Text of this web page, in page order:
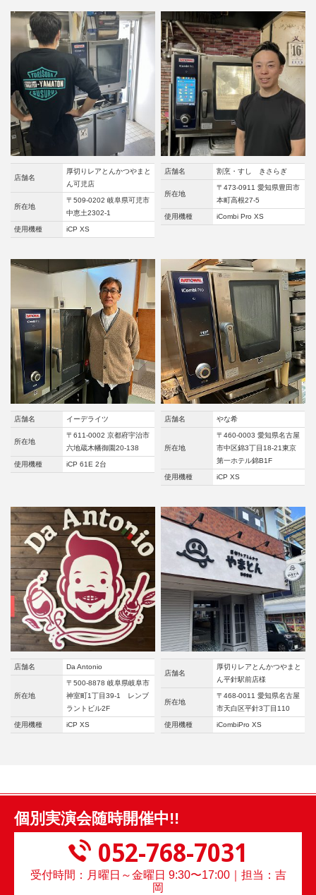
店舗名
厚切りレアとんかつやまと
ん可児店
所在地
〒509-0202 岐阜県可児市
中恵土2302-1
使用機種 iCP XS
店舗名 割烹・すし きさらぎ
所在地
〒473-0911 愛知県豊田市
本町高根27-5
使用機種 iCombi Pro XS
店舗名 イーデライツ
所在地
〒611-0002 京都府宇治市
六地蔵木幡御園20-138
使用機種 iCP 61E 2台
店舗名 やな希
所在地
〒460-0003 愛知県名古屋
市中区錦3丁目18-21東京
第一ホテル錦B1F
使用機種 iCP XS
店舗名 Da Antonio
所在地
〒500-8878 岐阜県岐阜市
神室町1丁目39-1 レンブ
ラントビル2F
使用機種 iCP XS
店舗名
厚切りレアとんかつやまと
ん平針駅前店様
所在地
〒468-0011 愛知県名古屋
市天白区平針3丁目110
使用機種 iCombiPro XS
個別実演会随時開催中!!
052-768-7031
受付時間：月曜日～金曜日 9:30〜17:00｜担当：吉
岡